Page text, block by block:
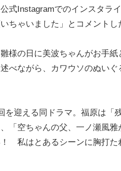
式Instagramでのインスタラ
ちゃいました」とコメントし
様の日に美波ちゃんがお手
べながら、カワウソのぬい
迎える同ドラマ。福原は「
「空ちゃんの父、一ノ瀬風
私はとあるシーンに胸打